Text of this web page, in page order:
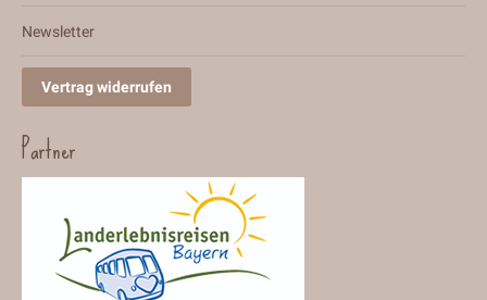
Newsletter
Vertrag widerrufen
Partner